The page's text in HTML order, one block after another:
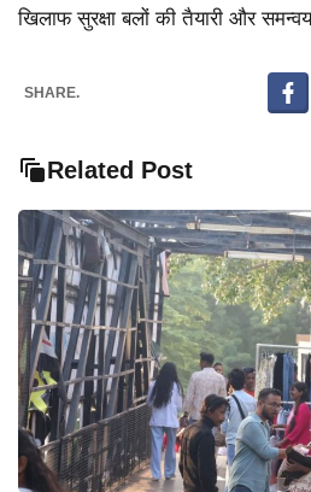
खिलाफ सुरक्षा बलों की तैयारी और
SHARE.
Related Post